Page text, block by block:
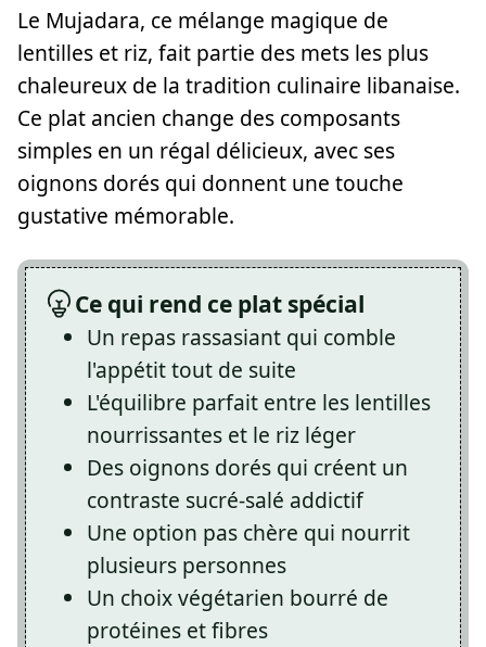
Le Mujadara, ce mélange magique de
lentilles et riz, fait partie des mets les plus
chaleureux de la tradition culinaire libanaise.
Ce plat ancien change des composants
simples en un régal délicieux, avec ses
oignons dorés qui donnent une touche
gustative mémorable.
Ce qui rend ce plat spécial
Un repas rassasiant qui comble
l'appétit tout de suite
L'équilibre parfait entre les lentilles
nourrissantes et le riz léger
Des oignons dorés qui créent un
contraste sucré-salé addictif
Une option pas chère qui nourrit
plusieurs personnes
Un choix végétarien bourré de
protéines et fibres